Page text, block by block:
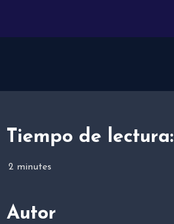
Tiempo de lectura:
2 minutes
Autor